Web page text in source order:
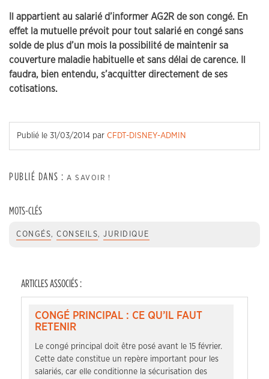
Il appartient au salarié d’informer AG2R de son congé. En
effet la mutuelle prévoit pour tout salarié en congé sans
solde de plus d’un mois la possibilité de maintenir sa
couverture maladie habituelle et sans délai de carence. Il
faudra, bien entendu, s’acquitter directement de ses
cotisations.
Publié le 31/03/2014 par CFDT-DISNEY-ADMIN
PUBLIÉ DANS : A SAVOIR !
MOTS-CLÉS
CONGÉS, CONSEILS, JURIDIQUE
ARTICLES ASSOCIÉS :
CONGÉ PRINCIPAL : CE QU’IL FAUT
RETENIR
Le congé principal doit être posé avant le 15 février.
Cette date constitue un repère important pour les
salariés, car elle conditionne la sécurisation des